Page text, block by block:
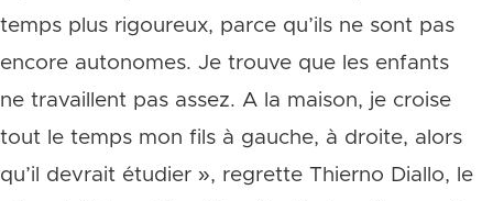
temps plus rigoureux, parce qu’ils ne sont pas
encore autonomes. Je trouve que les enfants
ne travaillent pas assez. A la maison, je croise
tout le temps mon fils à gauche, à droite, alors
qu’il devrait étudier », regrette Thierno Diallo, le